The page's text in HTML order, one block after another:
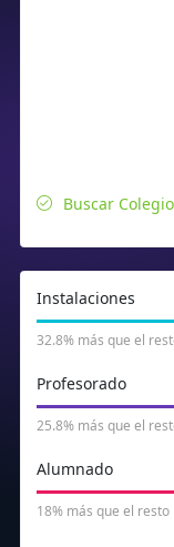
Buscar
Instalaciones
32.8% más que el
Profesorado
25.8% más que el
Alumnado
18% más que el resto